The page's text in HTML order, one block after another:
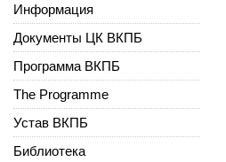
Информация
Документы ЦК ВКПБ
Программа ВКПБ
The Programme
Устав ВКПБ
Библиотека